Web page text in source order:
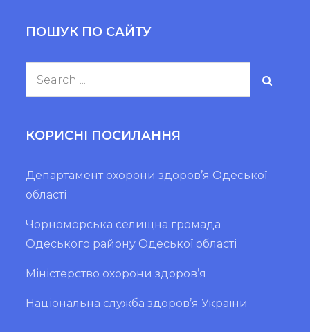
ПОШУК ПО САЙТУ
КОРИСНІ ПОСИЛАННЯ
Департамент охорони здоров’я Одеської
області
Чорноморська селищна громада
Одеського району Одеської області
Міністерство охорони здоров’я
Національна служба здоров’я України